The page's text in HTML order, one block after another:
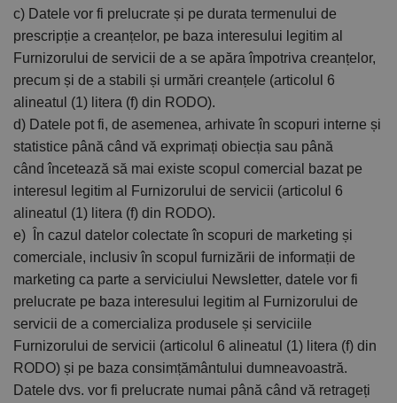
c) Datele vor fi prelucrate și pe durata termenului de
prescripție a creanțelor, pe baza interesului legitim al
Furnizorului de servicii de a se apăra împotriva creanțelor,
precum și de a stabili și urmări creanțele (articolul 6
alineatul (1) litera (f) din RODO).
d) Datele pot fi, de asemenea, arhivate în scopuri interne și
statistice până când vă exprimați obiecția sau până
când încetează să mai existe scopul comercial bazat pe
interesul legitim al Furnizorului de servicii (articolul 6
alineatul (1) litera (f) din RODO).
e) În cazul datelor colectate în scopuri de marketing și
comerciale, inclusiv în scopul furnizării de informații de
marketing ca parte a serviciului Newsletter, datele vor fi
prelucrate pe baza interesului legitim al Furnizorului de
servicii de a comercializa produsele și serviciile
Furnizorului de servicii (articolul 6 alineatul (1) litera (f) din
RODO) și pe baza consimțământului dumneavoastră.
Datele dvs. vor fi prelucrate numai până când vă retrageți